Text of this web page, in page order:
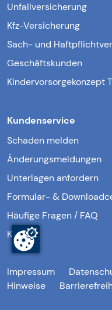
Unfallversicherung
Kfz-Versicherung
Sach- und
Geschäftskunden
Kindervorsorgekonzept
Kundenservice
Schaden melden
Änderungsmeldungen
Unterlagen anfordern
Formular- &
Häufige Fragen / FAQ
Kontakt
Impressum
Hinweise